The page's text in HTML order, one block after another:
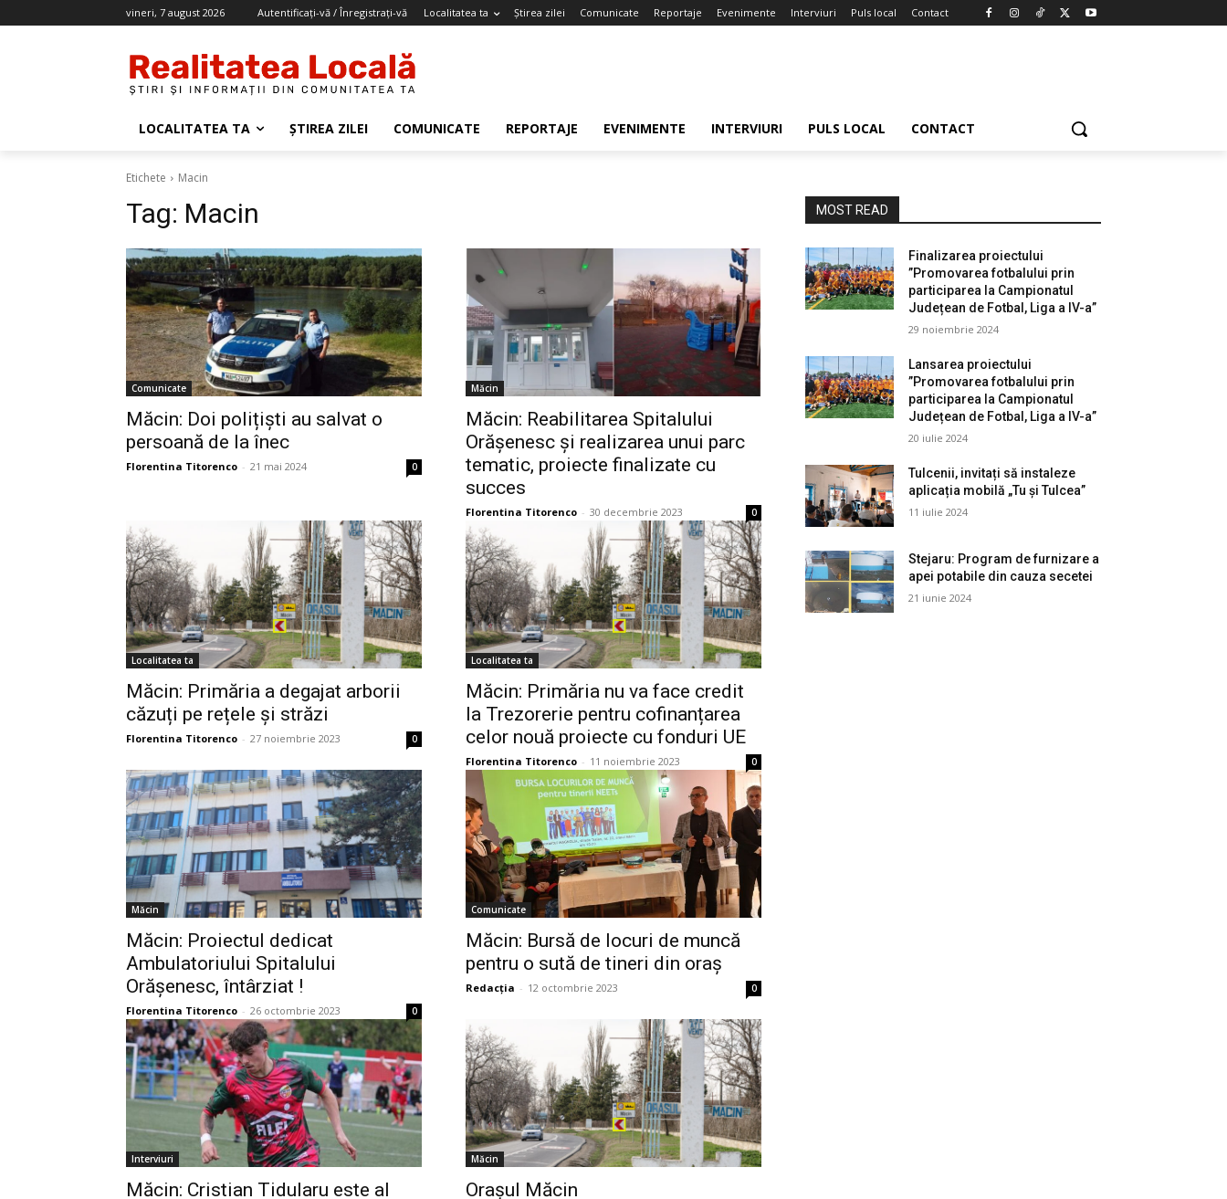
vineri, 7 august 2026 Autentificați-vă / Înregistrați-vă Localitatea ta Știrea zilei Comunicate Reportaje Evenimente Interviuri Puls local Contact
LOCALITATEA TA ȘTIREA ZILEI COMUNICATE REPORTAJE EVENIMENTE INTERVIURI PULS LOCAL CONTACT
Etichete Macin
Tag: Macin
Comunicate
Măcin: Doi polițiști au salvat o
persoană de la înec
Florentina Titorenco - 21 mai 2024 0
Măcin
Măcin: Reabilitarea Spitalului
Orășenesc și realizarea unui parc
tematic, proiecte finalizate cu
succes
Florentina Titorenco - 30 decembrie 2023 0
Localitatea ta
Măcin: Primăria a degajat arborii
căzuți pe rețele și străzi
Florentina Titorenco - 27 noiembrie 2023 0
Localitatea ta
Măcin: Primăria nu va face credit
la Trezorerie pentru cofinanțarea
celor nouă proiecte cu fonduri UE
Florentina Titorenco - 11 noiembrie 2023 0
Măcin
Măcin: Proiectul dedicat
Ambulatoriului Spitalului
Orășenesc, întârziat !
Florentina Titorenco - 26 octombrie 2023 0
Comunicate
Măcin: Bursă de locuri de muncă
pentru o sută de tineri din oraș
Redacția - 12 octombrie 2023 0
Interviuri
Măcin: Cristian Tidularu este al
Măcin
Orașul Măcin
MOST READ
Finalizarea proiectului
”Promovarea fotbalului prin
participarea la Campionatul
Județean de Fotbal, Liga a IV-a”
29 noiembrie 2024
Lansarea proiectului
”Promovarea fotbalului prin
participarea la Campionatul
Județean de Fotbal, Liga a IV-a”
20 iulie 2024
Tulcenii, invitați să instaleze
aplicația mobilă „Tu și Tulcea”
11 iulie 2024
Stejaru: Program de furnizare a
apei potabile din cauza secetei
21 iunie 2024